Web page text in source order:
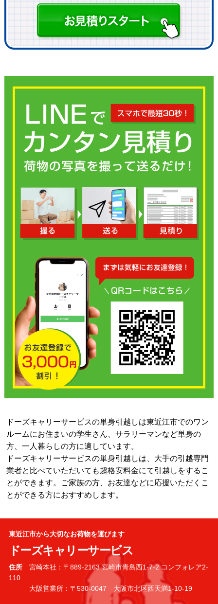
ドーズキャリーサービスの単身引越しは東近江市でのワン
ルームにお住まいの学生さん、サラリーマンなど単身の
方、一人暮らしの方に適しています。
ドーズキャリーサービスの単身引越しは、大手の引越専門
業者と比べていただいても超格安料金にて引越しをするこ
とができます。ご家族の方、お友達などに応援いただくこ
とができる方におすすめします。
東近江市から大切なお荷物を運びます
ドーズキャリーサービス
住所宮崎本社：〒889-2163 宮崎市青島西1-7-2 コンフォレア2-
110
大阪営業所：〒530-0047 大阪市北区西天満1-10-19